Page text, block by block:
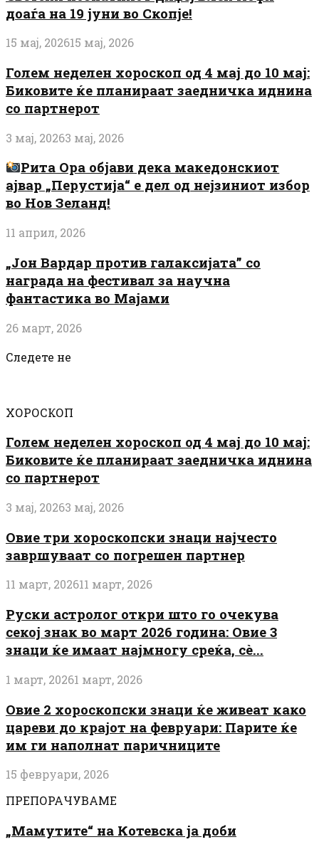
доаѓа на 19 јуни во Скопје!
15 мај, 202615 мај, 2026
Голем неделен хороскоп од 4 мај до 10 мај:
Биковите ќе планираат заедничка иднина
со партнерот
3 мај, 20263 мај, 2026
Рита Ора објави дека македонскиот
ајвар „Перустија“ е дел од нејзиниот избор
во Нов Зеланд!
11 април, 2026
„Јон Вардар против галаксијата” со
награда на фестивал за научна
фантастика во Мајами
26 март, 2026
Следете не
ХОРОСКОП
Голем неделен хороскоп од 4 мај до 10 мај:
Биковите ќе планираат заедничка иднина
со партнерот
3 мај, 20263 мај, 2026
Овие три хороскопски знаци најчесто
завршуваат со погрешен партнер
11 март, 202611 март, 2026
Руски астролог откри што го очекува
секој знак во март 2026 година: Овие 3
знаци ќе имаат најмногу среќа, сè...
1 март, 20261 март, 2026
Овие 2 хороскопски знаци ќе живеат како
цареви до крајот на февруари: Парите ќе
им ги наполнат паричниците
15 февруари, 2026
ПРЕПОРАЧУВАМЕ
„Мамутите“ на Котевска ја доби